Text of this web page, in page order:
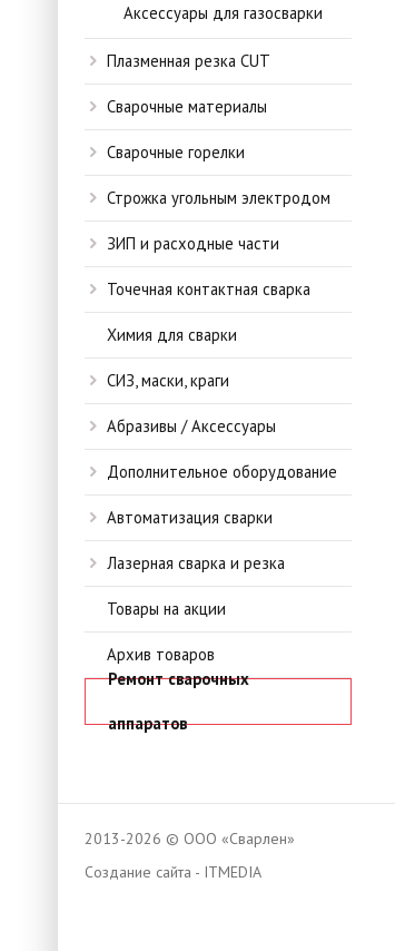
Аксессуары для газосварки
Плазменная резка CUT
Сварочные материалы
Сварочные горелки
Строжка угольным электродом
ЗИП и расходные части
Точечная контактная сварка
Химия для сварки
СИЗ, маски, краги
Абразивы / Аксессуары
Дополнительное оборудование
Автоматизация сварки
Лазерная сварка и резка
Товары на акции
Архив товаров
Ремонт сварочных
аппаратов
2013-2026 © ООО «Сварлен»
Создание сайта - ITMEDIA